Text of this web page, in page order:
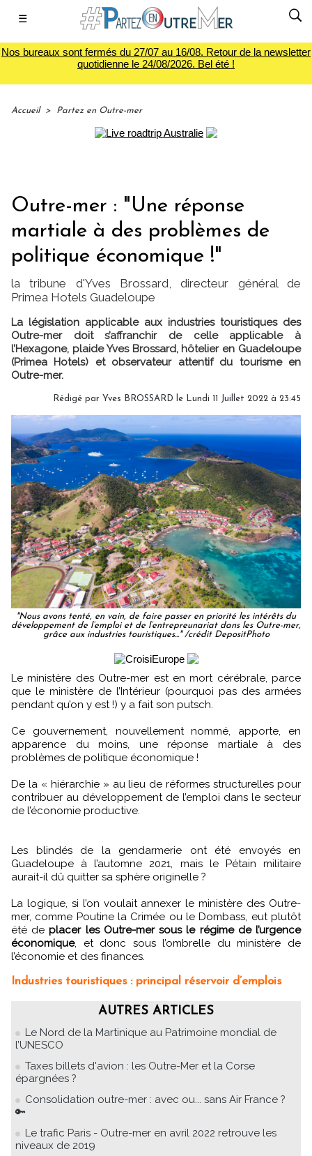
☰
Nos bureaux sont fermés du 27/07 au 16/08. Retour de la newsletter
quotidienne le 24/08/2026. Bel été !
Accueil > Partez en Outre-mer
Outre-mer : "Une réponse
martiale à des problèmes de
politique économique !"
la tribune d'Yves Brossard, directeur général de
Primea Hotels Guadeloupe
La législation applicable aux industries touristiques des
Outre-mer doit s’affranchir de celle applicable à
l’Hexagone, plaide Yves Brossard, hôtelier en Guadeloupe
(Primea Hotels) et observateur attentif du tourisme en
Outre-mer.
Rédigé par Yves BROSSARD le Lundi 11 Juillet 2022 à 23:45
"Nous avons tenté, en vain, de faire passer en priorité les intérêts du
développement de l’emploi et de l’entrepreunariat dans les Outre-mer,
grâce aux industries touristiques..." /crédit DepositPhoto
Le ministère des Outre-mer est en mort cérébrale, parce
que le ministère de l’Intérieur (pourquoi pas des armées
pendant qu’on y est !) y a fait son putsch.
Ce gouvernement, nouvellement nommé, apporte, en
apparence du moins, une réponse martiale à des
problèmes de politique économique !
De la « hiérarchie » au lieu de réformes structurelles pour
contribuer au développement de l’emploi dans le secteur
de l’économie productive.
Les blindés de la gendarmerie ont été envoyés en
Guadeloupe à l’automne 2021, mais le Pétain militaire
aurait-il dû quitter sa sphère originelle ?
La logique, si l’on voulait annexer le ministère des Outre-
mer, comme Poutine la Crimée ou le Dombass, eut plutôt
été deplacer les Outre-mer sous le régime de l’urgence
économique, et donc sous l’ombrelle du ministère de
l’économie et des finances.
Industries touristiques : principal réservoir d’emplois
AUTRES ARTICLES
Le Nord de la Martinique au Patrimoine mondial de
l’UNESCO
Taxes billets d'avion : les Outre-Mer et la Corse
épargnées ?
Consolidation outre-mer : avec ou... sans Air France ?
🔑
Le trafic Paris - Outre-mer en avril 2022 retrouve les
niveaux de 2019